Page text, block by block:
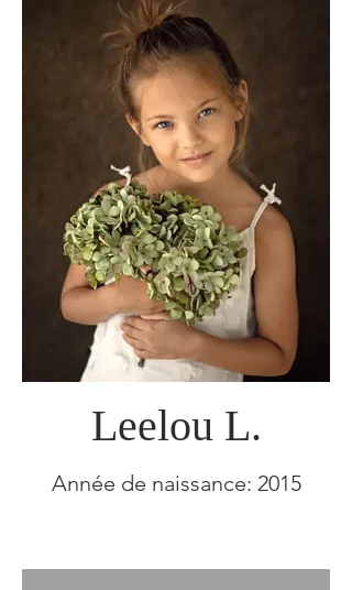
Leelou L.
Année de naissance: 2015